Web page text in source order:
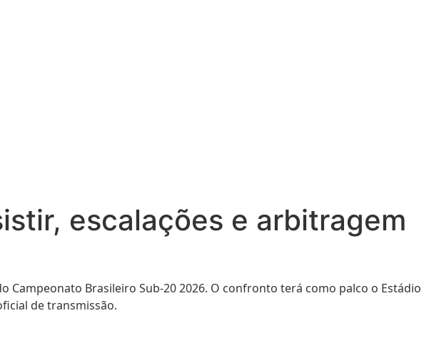
escalações e arbitragem
Campeonato Brasileiro Sub-20 2026. O confronto terá como palco o Estádio
de transmissão.